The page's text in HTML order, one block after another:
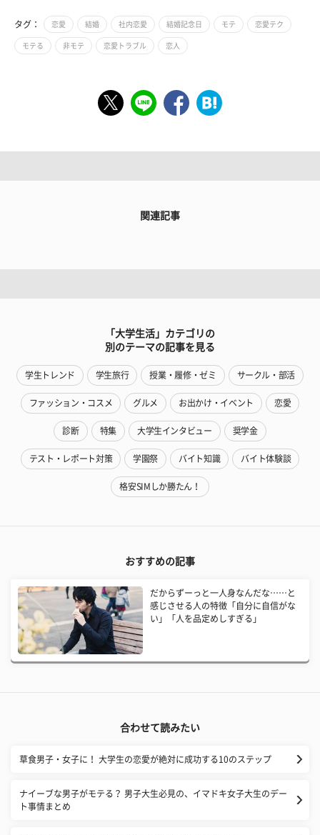
タグ： 恋愛 結婚 社内恋愛 結婚記念日 モテ 恋愛テク
モテる 非モテ 恋愛トラブル 恋人
関連記事
「大学生活」カテゴリの
別のテーマの記事を見る
学生トレンド 学生旅行 授業・履修・ゼミ サークル・部活
ファッション・コスメ グルメ お出かけ・イベント 恋愛
診断 特集 大学生インタビュー 奨学金
テスト・レポート対策 学園祭 バイト知識 バイト体験談
格安SIMしか勝たん！
おすすめの記事
だからずーっと一人身なんだな……と
感じさせる人の特徴「自分に自信がな
い」「人を品定めしすぎる」
合わせて読みたい
草食男子・女子に！ 大学生の恋愛が絶対に成功する10のステップ
ナイーブな男子がモテる？ 男子大生必見の、イマドキ女子大生のデー
ト事情まとめ